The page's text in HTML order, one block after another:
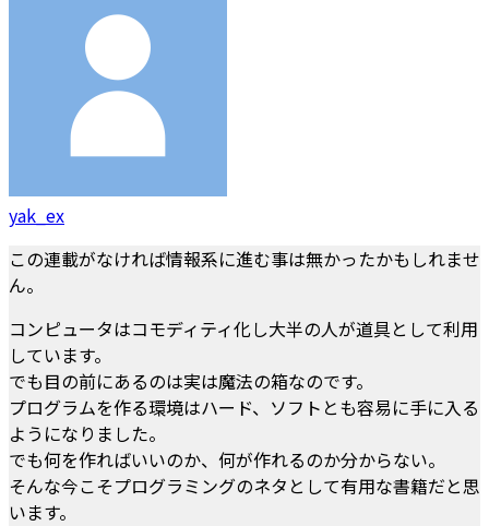
yak_ex
この連載がなければ情報系に進む事は無かったかもしれませ
ん。
コンピュータはコモディティ化し大半の人が道具として利用
しています。
でも目の前にあるのは実は魔法の箱なのです。
プログラムを作る環境はハード、ソフトとも容易に手に入る
ようになりました。
でも何を作ればいいのか、何が作れるのか分からない。
そんな今こそプログラミングのネタとして有用な書籍だと思
います。